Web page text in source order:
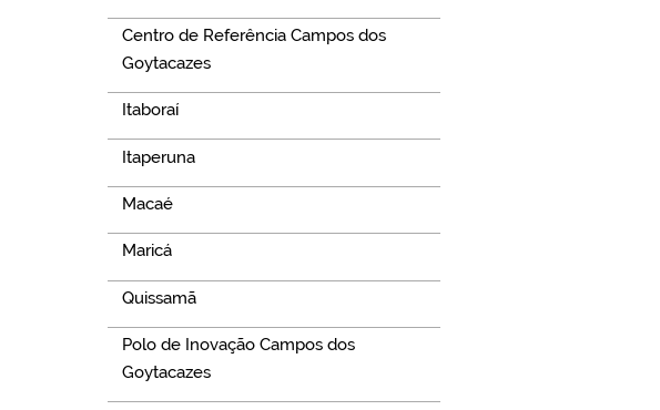
Centro de Referência Campos dos
Goytacazes
Itaboraí
Itaperuna
Macaé
Maricá
Quissamã
Polo de Inovação Campos dos
Goytacazes